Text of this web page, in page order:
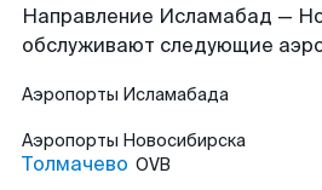
Направление Исламабад —
обслуживают следующие
Аэропорты Исламабада
Аэропорты Новосибирска
Толмачево OVB